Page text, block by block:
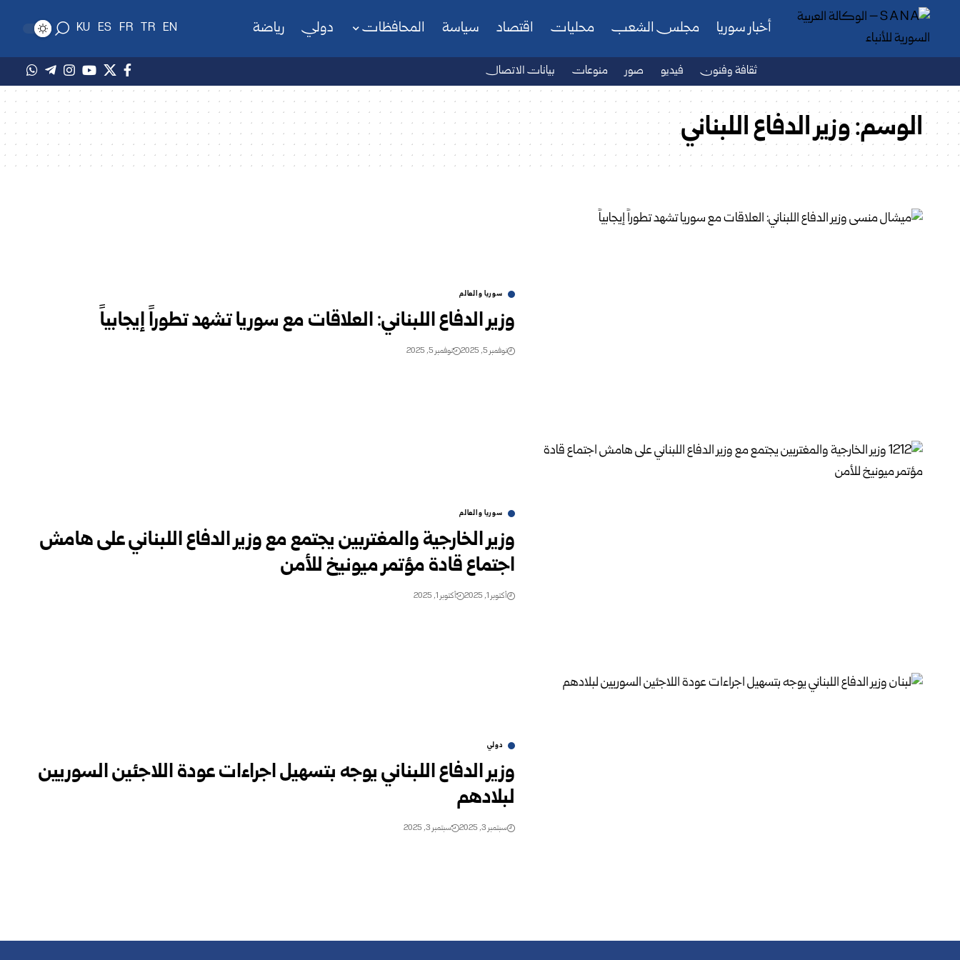
أخبار سوريا مجلس الشعب محليات اقتصاد سياسة المحافظات دولي رياضة EN
TR
FR
ES
KU
ثقافة وفنون فيديو صور منوعات بيانات الاتصال
الوسم:وزير الدفاع اللبناني
سوريا والعالم
وزير الدفاع اللبناني: العلاقات مع سوريا تشهد تطوراً إيجابياً
نوفمبر 5, 2025 نوفمبر 5, 2025
سوريا والعالم
وزير الخارجية والمغتربين يجتمع مع وزير الدفاع اللبناني على هامش
اجتماع قادة مؤتمر ميونيخ للأمن
أكتوبر 1, 2025 أكتوبر 1, 2025
دولي
وزير الدفاع اللبناني يوجه بتسهيل اجراءات عودة اللاجئين السوريين
لبلادهم
سبتمبر 3, 2025 سبتمبر 3, 2025